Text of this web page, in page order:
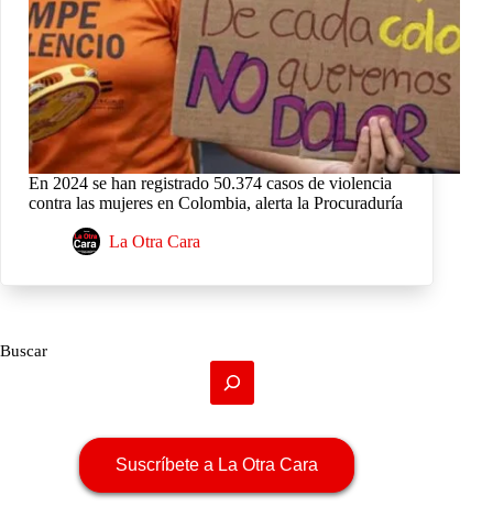
En 2024 se han registrado 50.374 casos de violencia
contra las mujeres en Colombia, alerta la Procuraduría
La Otra Cara
Buscar
Suscríbete a La Otra Cara